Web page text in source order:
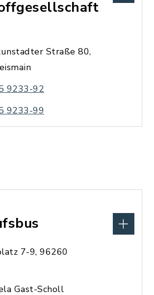
Straße 80,
9233-92
9233-99
7-9, 96260
Gast-Scholl